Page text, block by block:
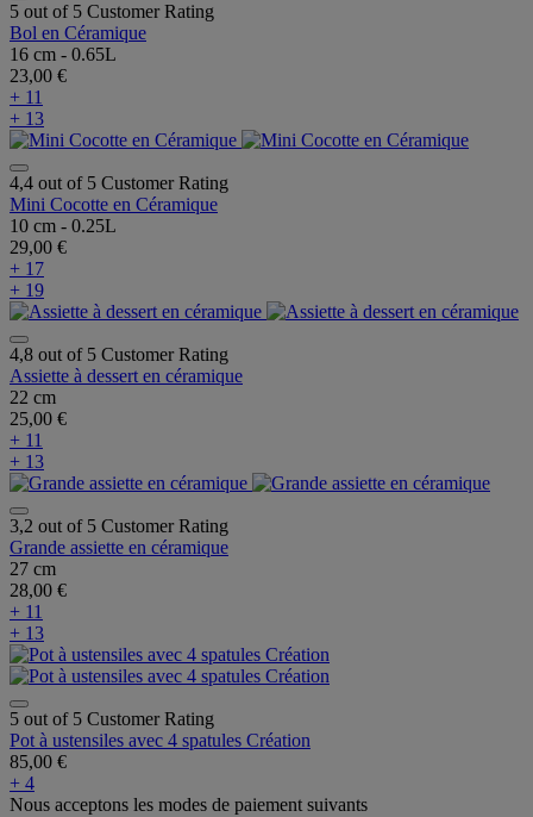
5 out of 5 Customer Rating
Bol en Céramique
16 cm - 0.65L
23,00 €
+ 11
+ 13
4,4 out of 5 Customer Rating
Mini Cocotte en Céramique
10 cm - 0.25L
29,00 €
+ 17
+ 19
4,8 out of 5 Customer Rating
Assiette à dessert en céramique
22 cm
25,00 €
+ 11
+ 13
3,2 out of 5 Customer Rating
Grande assiette en céramique
27 cm
28,00 €
+ 11
+ 13
5 out of 5 Customer Rating
Pot à ustensiles avec 4 spatules Création
85,00 €
+ 4
Nous acceptons les modes de paiement suivants